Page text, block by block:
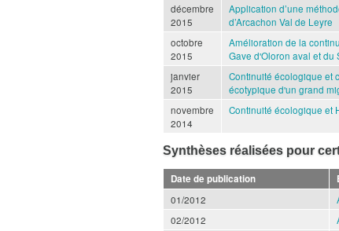
décembre
2015
Application d’une
d’Arcachon Val de Leyre
octobre
2015
Amélioration de la
Gave d'Oloron aval et du
janvier
2015
Continuité écologique et
écotypique d'un grand
novembre
2014
Continuité écologique et
Synthèses réalisées pour
Date de publication
01/2012
02/2012